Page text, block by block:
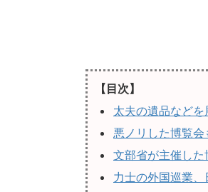
【目次】
太夫の遺品など
悪ノリした博覧
文部省が主催し
力士の外国巡業、